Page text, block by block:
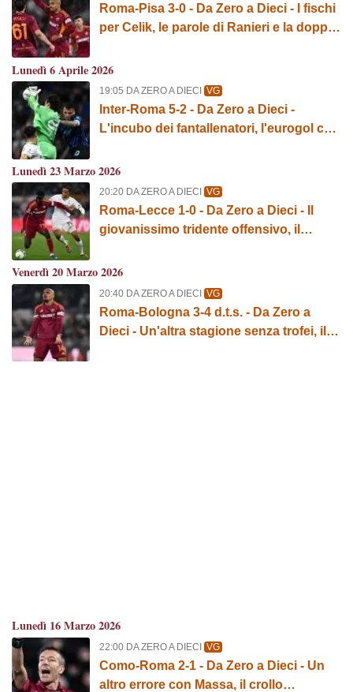
Roma-Pisa 3-0 - Da Zero a Dieci - I fischi
per Celik, le parole di Ranieri e la doppia
Lunedì 6 Aprile 2026
19:05 DA ZERO A DIECI VG
Inter-Roma 5-2 - Da Zero a Dieci -
L'incubo dei fantallenatori, l'eurogol che
debacle stagionale
Lunedì 23 Marzo 2026
20:20 DA ZERO A DIECI VG
Roma-Lecce 1-0 - Da Zero a Dieci - Il
giovanissimo tridente offensivo, il
Venerdì 20 Marzo 2026
20:40 DA ZERO A DIECI VG
Roma-Bologna 3-4 d.t.s. - Da Zero a
Dieci - Un'altra stagione senza trofei, il
Lunedì 16 Marzo 2026
22:00 DA ZERO A DIECI VG
Como-Roma 2-1 - Da Zero a Dieci - Un
altro errore con Massa, il crollo